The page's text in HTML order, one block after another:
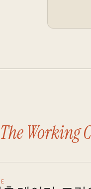
The Working